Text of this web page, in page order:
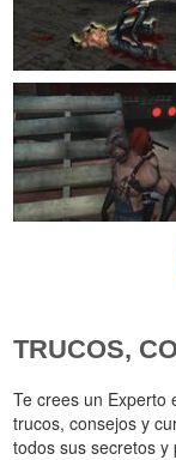
TRUCOS,
Te crees un Experto
trucos, consejos y
todos sus secretos y